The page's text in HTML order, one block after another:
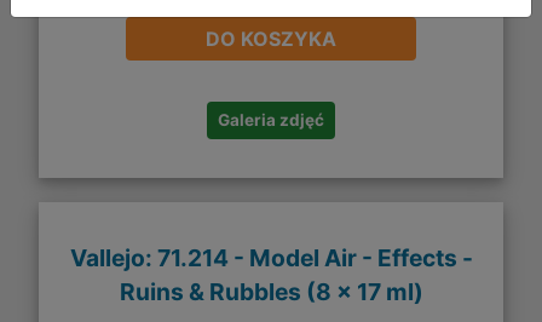
DO KOSZYKA
Galeria zdjęć
Vallejo: 71.214 - Model Air - Effects -
Ruins & Rubbles (8 x 17 ml)